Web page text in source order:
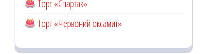
Торт «Спартак»
Торт «Червоний оксамит»